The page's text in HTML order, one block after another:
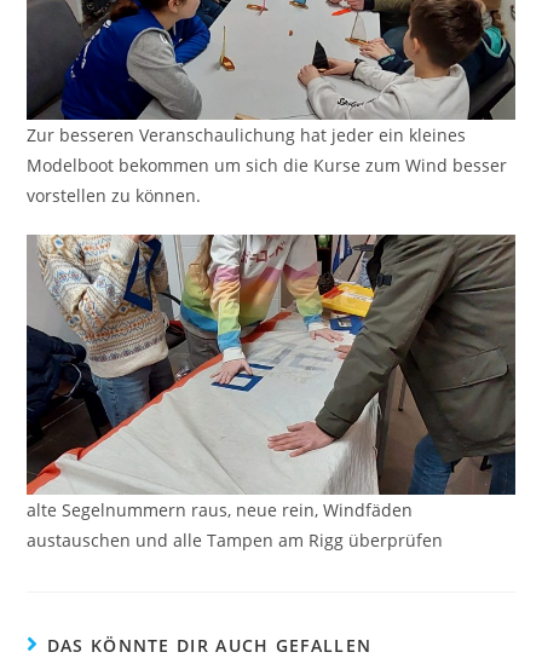
Zur besseren Veranschaulichung hat jeder ein kleines
Modelboot bekommen um sich die Kurse zum Wind besser
vorstellen zu können.
alte Segelnummern raus, neue rein, Windfäden
austauschen und alle Tampen am Rigg überprüfen
DAS KÖNNTE DIR AUCH GEFALLEN